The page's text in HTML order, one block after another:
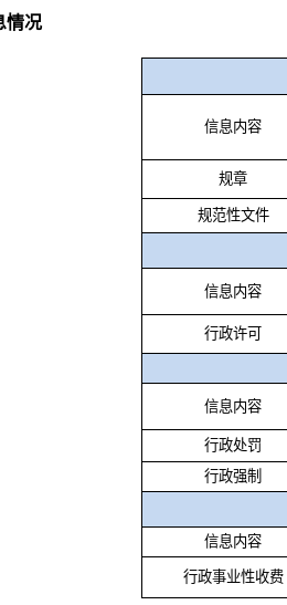
情况
信息内容
规章
规范性文件
信息内容
行政许可
信息内容
行政处罚
行政强制
信息内容
行政事业性收费